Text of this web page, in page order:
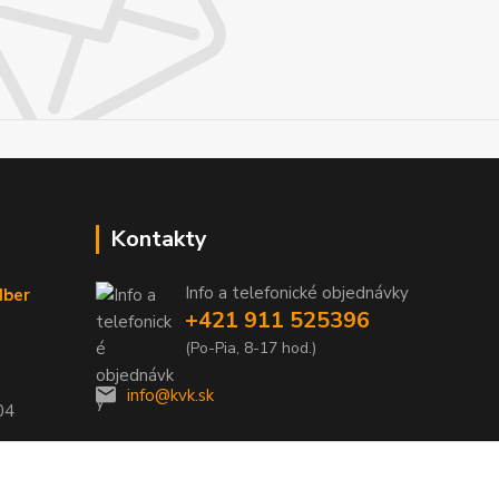
Kontakty
Info a telefonické objednávky
+421 911 525396
(Po-Pia, 8-17 hod.)
info@kvk.sk